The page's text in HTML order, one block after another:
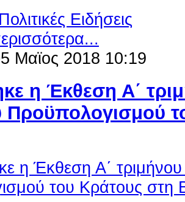
Πολιτικές Ειδήσεις
Μαϊος 2018 10:19
η Έκθεση Α΄
Προϋπολογισμού